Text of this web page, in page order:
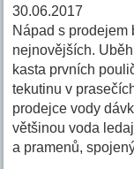
30.06.2017
Nápad s prodejem
nejnovějších.
kasta prvních
tekutinu v
prodejce vody
většinou voda
a pramenů,